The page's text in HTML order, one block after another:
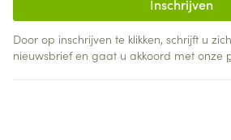
Inschrijven
Door op inschrijven te klikken, schrijft u
nieuwsbrief en gaat u akkoord met onze